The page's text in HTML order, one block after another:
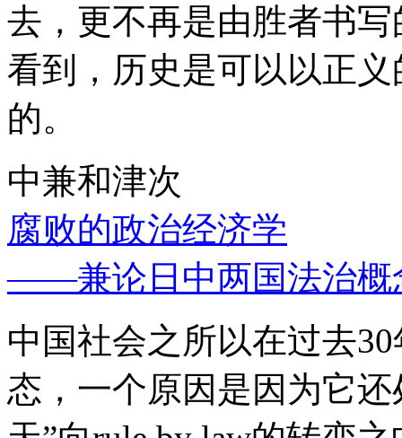
去，更不再是由胜者书
看到，历史是可以以正
的。
中兼和津次
腐败的政治经济学
——兼论日中两国法治概
中国社会之所以在过去
态，一个原因是因为它